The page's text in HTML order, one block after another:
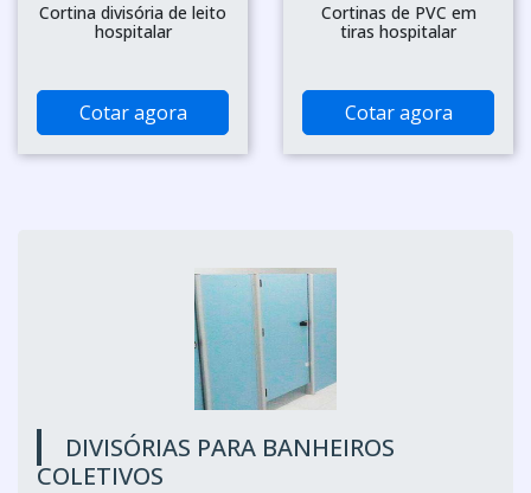
Cortina divisória de leito
hospitalar
Cotar agora
Cortinas de PVC em
tiras hospitalar
Cotar agora
DIVISÓRIAS PARA BANHEIROS
COLETIVOS